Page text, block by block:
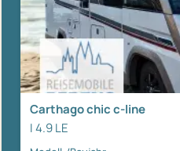
Carthago chic c-line
I 4.9 LE